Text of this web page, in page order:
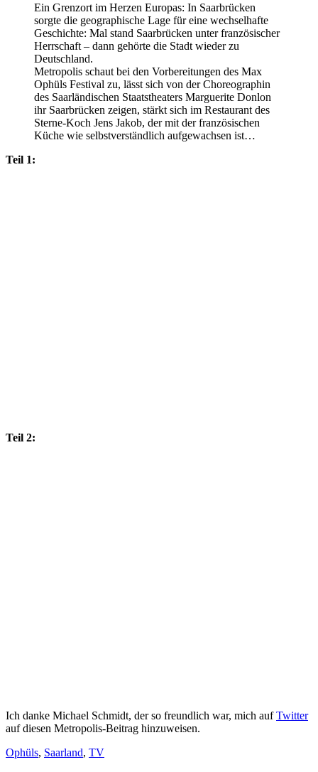
Ein Grenzort im Herzen Europas: In Saarbrücken
sorgte die geographische Lage für eine wechselhafte
Geschichte: Mal stand Saarbrücken unter französischer
Herrschaft – dann gehörte die Stadt wieder zu
Deutschland.
Metropolis schaut bei den Vorbereitungen des Max
Ophüls Festival zu, lässt sich von der Choreographin
des Saarländischen Staatstheaters Marguerite Donlon
ihr Saarbrücken zeigen, stärkt sich im Restaurant des
Sterne-Koch Jens Jakob, der mit der französischen
Küche wie selbstverständlich aufgewachsen ist…
Teil 1:
Teil 2:
Ich danke Michael Schmidt, der so freundlich war, mich aufTwitter
auf diesen Metropolis-Beitrag hinzuweisen.
Ophüls, Saarland, TV